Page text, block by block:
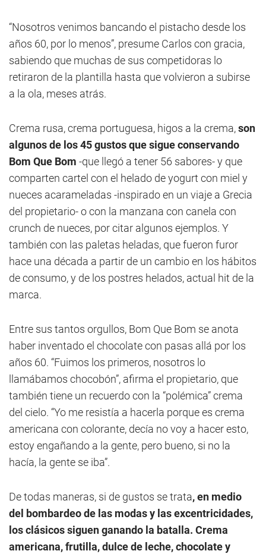
“Nosotros venimos bancando el pistacho desde los
años 60, por lo menos”, presume Carlos con gracia,
sabiendo que muchas de sus competidoras lo
retiraron de la plantilla hasta que volvieron a subirse
a la ola, meses atrás.
Crema rusa, crema portuguesa, higos a la crema,son
algunos de los 45 gustos que sigue conservando
Bom Que Bom -que llegó a tener 56 sabores- y que
comparten cartel con el helado de yogurt con miel y
nueces acarameladas -inspirado en un viaje a Grecia
del propietario- o con la manzana con canela con
crunch de nueces, por citar algunos ejemplos. Y
también con las paletas heladas, que fueron furor
hace una década a partir de un cambio en los hábitos
de consumo, y de los postres helados, actual hit de la
marca.
Entre sus tantos orgullos, Bom Que Bom se anota
haber inventado el chocolate con pasas allá por los
años 60. “Fuimos los primeros, nosotros lo
llamábamos chocobón”, afirma el propietario, que
también tiene un recuerdo con la “polémica” crema
del cielo. “Yo me resistía a hacerla porque es crema
americana con colorante, decía no voy a hacer esto,
estoy engañando a la gente, pero bueno, si no la
hacía, la gente se iba”.
De todas maneras, si de gustos se trata, en medio
del bombardeo de las modas y las excentricidades,
los clásicos siguen ganando la batalla. Crema
americana, frutilla, dulce de leche, chocolate y